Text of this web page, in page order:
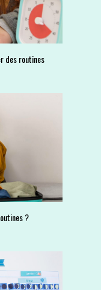
des routines
?